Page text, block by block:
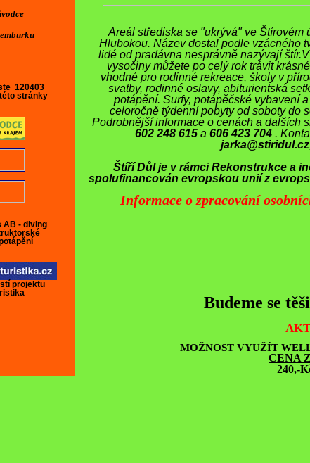
AKTUALITY-INFORMACE
Sleva na ubytování ve dvou měsících roku
Mapa
Areál střediska se "ukrývá" ve
Hlubokou. Název dostal podle vzácného
lidé od pradávna nesprávně nazývají
vysočiny můžete po celý rok trávit
vhodné pro rodinné rekreace, školy v
svatby, rodinné oslavy, abiturientská
potápění. Surfy, potápěčské vybavení
celoročně týdenní pobyty od soboty do
Podrobnější informace o cenách a dalších
602 248 615 a 606 423 704 .
jarka@stiridul.cz
Štíří Důl je v rámci Rekonstrukce a
spolufinancován evropskou unií z
Informace o zpracování
Budeme se
120403
stránky
AB - diving
projektu
MOŽNOST VYUŽÍT
CENA
240,-